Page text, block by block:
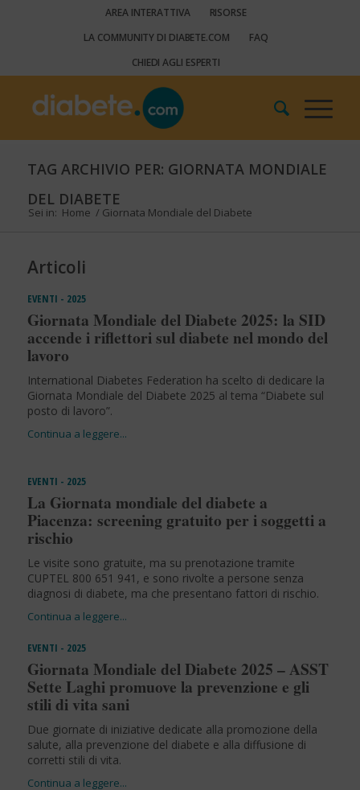
AREA INTERATTIVA
RISORSE
LA COMMUNITY DI DIABETE.COM
FAQ
CHIEDI AGLI ESPERTI
TAG ARCHIVIO PER: GIORNATA MONDIALE
DEL DIABETE
Sei in: Home / Giornata Mondiale del Diabete
Articoli
EVENTI - 2025
Giornata Mondiale del Diabete 2025: la SID
accende i riflettori sul diabete nel mondo del
lavoro
International Diabetes Federation ha scelto di dedicare la
Giornata Mondiale del Diabete 2025 al tema “Diabete sul
posto di lavoro”.
EVENTI - 2025
La Giornata mondiale del diabete a
Piacenza: screening gratuito per i soggetti a
rischio
Le visite sono gratuite, ma su prenotazione tramite
CUPTEL 800 651 941, e sono rivolte a persone senza
diagnosi di diabete, ma che presentano fattori di rischio.
EVENTI - 2025
Giornata Mondiale del Diabete 2025 – ASST
Sette Laghi promuove la prevenzione e gli
stili di vita sani
Due giornate di iniziative dedicate alla promozione della
salute, alla prevenzione del diabete e alla diffusione di
corretti stili di vita.